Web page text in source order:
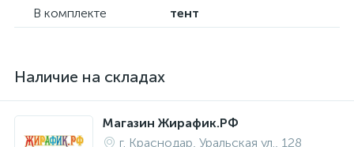
В комплекте тент
Наличие на складах
Магазин Жирафик.РФ
г. Краснодар, Уральская ул., 128